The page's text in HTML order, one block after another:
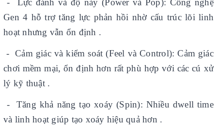
- Lực đánh và độ nảy (Power và Pop): Công nghệ
Gen 4 hỗ trợ tăng lực phản hồi nhờ cấu trúc lõi linh
hoạt nhưng vẫn ổn định .
- Cảm giác và kiểm soát (Feel và Control): Cảm giác
chơi mềm mại, ổn định hơn rất phù hợp với các cú xử
lý kỹ thuật .
- Tăng khả năng tạo xoáy (Spin): Nhiều dwell time
và linh hoạt giúp tạo xoáy hiệu quả hơn .